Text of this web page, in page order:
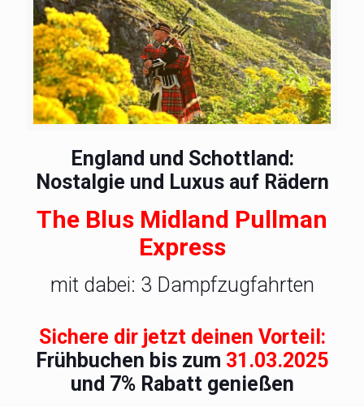
England und Schottland:
Nostalgie und Luxus auf Rädern
The Blus Midland Pullman
Express
mit dabei: 3 Dampfzugfahrten
Sichere dir jetzt deinen Vorteil:
Frühbuchen bis zum 31.03.2025
und 7% Rabatt genießen